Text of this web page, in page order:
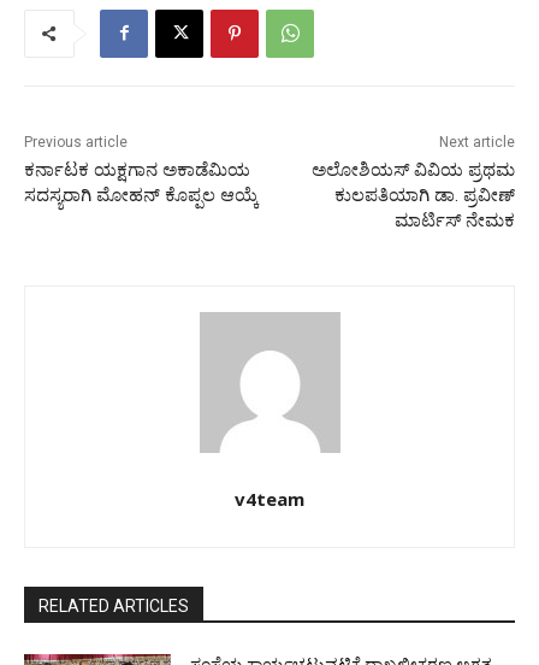
Previous article
ಕರ್ನಾಟಕ ಯಕ್ಷಗಾನ ಅಕಾಡೆಮಿಯ
ಸದಸ್ಯರಾಗಿ ಮೋಹನ್ ಕೊಪ್ಪಲ ಆಯ್ಕೆ
Next article
ಅಲೋಶಿಯಸ್ ವಿವಿಯ ಪ್ರಥಮ
ಕುಲಪತಿಯಾಗಿ ಡಾ. ಪ್ರವೀಣ್
ಮಾರ್ಟಿಸ್ ನೇಮಕ
v4team
RELATED ARTICLES